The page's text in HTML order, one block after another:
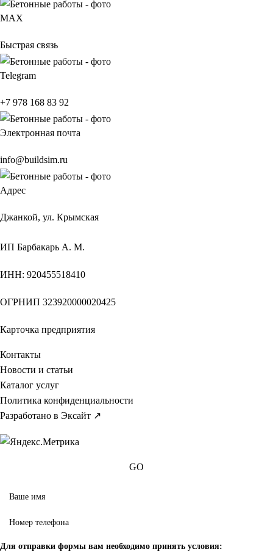
МАХ
Быстрая связь
Telegram
+7 978 168 83 92
Электронная почта
info@buildsim.ru
Адрес
Джанкой, ул. Крымская
ИП Барбакарь А. М.
ИНН: 920455518410
ОГРНИП 323920000020425
Карточка предприятия
Контакты
Новости и статьи
Каталог услуг
Политика конфиденциальности
Разработано в Эксайт ↗
GO
Для отправки формы вам необходимо принять условия: